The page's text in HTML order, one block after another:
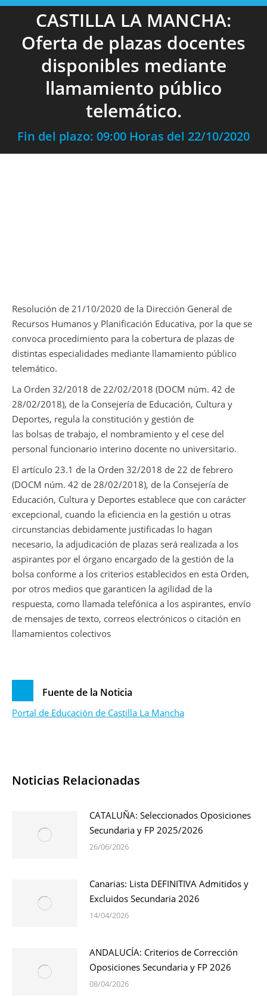
CASTILLA LA MANCHA:
Oferta de plazas docentes
disponibles mediante
llamamiento público
telemático.
Fin del plazo: 09:00 Horas del 22/10/2020
Resolución de 21/10/2020 de la Dirección General de
Recursos Humanos y Planificación Educativa, por la que se
convoca procedimiento para la cobertura de plazas de
distintas especialidades mediante llamamiento público
telemático.
La Orden 32/2018 de 22/02/2018 (DOCM núm. 42 de
28/02/2018), de la Consejería de Educación, Cultura y
Deportes, regula la constitución y gestión de
las bolsas de trabajo, el nombramiento y el cese del
personal funcionario interino docente no universitario.
El artículo 23.1 de la Orden 32/2018 de 22 de febrero
(DOCM núm. 42 de 28/02/2018), de la Consejería de
Educación, Cultura y Deportes establece que con carácter
excepcional, cuando la eficiencia en la gestión u otras
circunstancias debidamente justificadas lo hagan
necesario, la adjudicación de plazas será realizada a los
aspirantes por el órgano encargado de la gestión de la
bolsa conforme a los criterios establecidos en esta Orden,
por otros medios que garanticen la agilidad de la
respuesta, como llamada telefónica a los aspirantes, envío
de mensajes de texto, correos electrónicos o citación en
llamamientos colectivos
Fuente de la Noticia
Portal de Educación de Castilla La Mancha
Noticias Relacionadas
CATALUÑA: Seleccionados Oposiciones
Secundaria y FP 2025/2026
26/06/2026
Canarias: Lista DEFINITIVA Admitidos y
Excluidos Secundaria 2026
14/04/2026
ANDALUCÍA: Criterios de Corrección
Oposiciones Secundaria y FP 2026
08/04/2026